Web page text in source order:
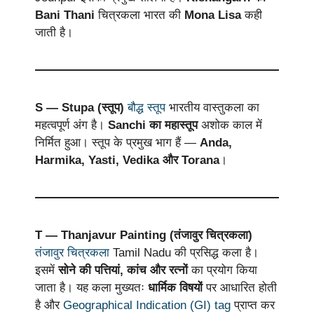
Bani Thani चित्रकला भारत की Mona Lisaकही
जाती है।
S — Stupa (स्तूप) बौद्ध स्तूपभारतीय वास्तुकला का
महत्वपूर्ण अंग है। Sanchi का महास्तूपअशोक काल में
निर्मित हुआ। स्तूप के प्रमुख भाग हैं — Anda,
Harmika, Yasti, Vedika और Torana।
T — Thanjavur Painting (तंजावुर चित्रकला)
तंजावुर चित्रकला Tamil Nadu की प्रसिद्ध कला है।
इसमेंसोने की पत्तियां, कांच और रत्नोंका प्रयोग किया
जाता है। यह कला मुख्यतः धार्मिक विषयोंपर आधारित होती
है और Geographical Indication (GI) tag प्राप्त कर